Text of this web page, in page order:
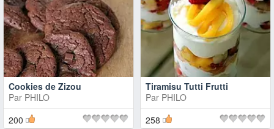
Cookies de Zizou
Par PHILO
200
Tiramisu Tutti Frutti
Par PHILO
258